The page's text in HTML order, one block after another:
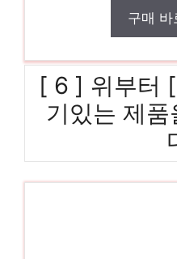
구매 바
[ 6 ] 위부터
기있는 제